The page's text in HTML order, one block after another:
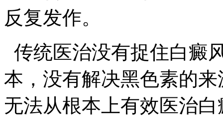
反复发作。
传统医治没有捉住白癜
本，没有解决黑色素的
无法从根本上有效医治白